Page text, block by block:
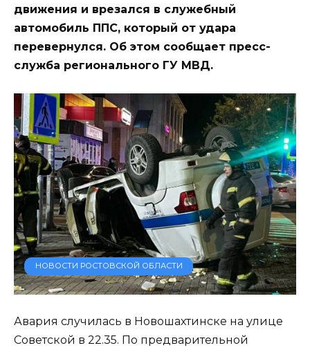
движения и врезался в служебный
автомобиль ППС, который от удара
перевернулся. Об этом сообщает пресс-
служба регионального ГУ МВД.
НОВОСТИ РОСТОВСКОЙ ОБЛАСТИ
Авария случилась в Новошахтинске на улице
Советской в 22.35. По предварительной